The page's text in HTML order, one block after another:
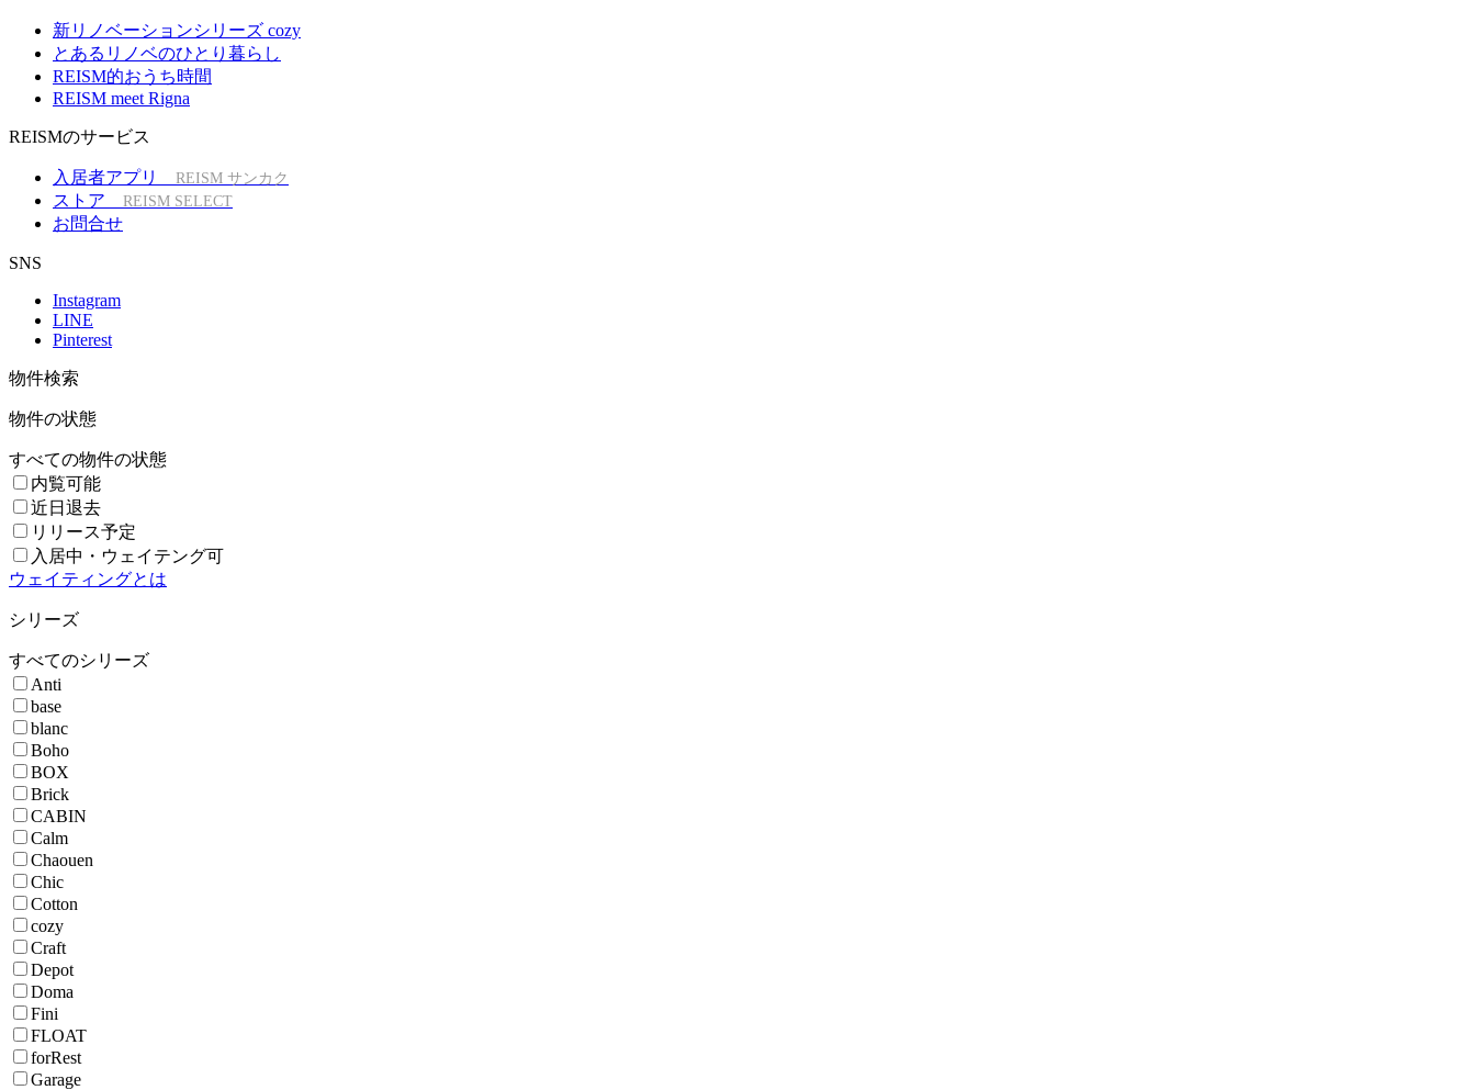
新リノベーションシリーズ cozy
とあるリノベのひとり暮らし
REISM的おうち時間
REISM meet Rigna
REISMのサービス
入居者アプリ REISM サンカク
ストア REISM SELECT
お問合せ
SNS
Instagram
LINE
Pinterest
物件検索
物件の状態
すべての物件の状態
内覧可能
近日退去
リリース予定
入居中・ウェイテング可
ウェイティングとは
シリーズ
すべてのシリーズ
Anti
base
blanc
Boho
BOX
Brick
CABIN
Calm
Chaouen
Chic
Cotton
cozy
Craft
Depot
Doma
Fini
FLOAT
forRest
Garage